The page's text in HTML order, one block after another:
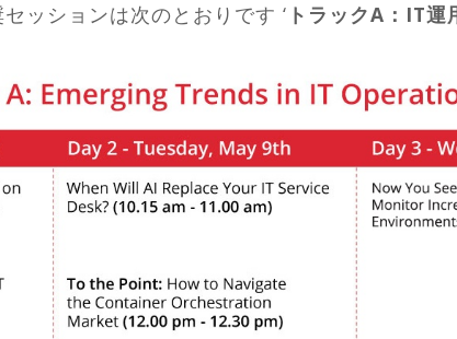
ッションは次のとおりです ‘ トラックA：IT運